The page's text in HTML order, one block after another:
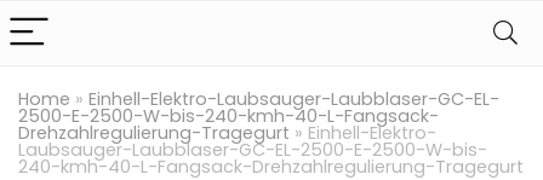
Home » Einhell-Elektro-Laubsauger-Laubblaser-GC-EL-
2500-E-2500-W-bis-240-kmh-40-L-Fangsack-
Drehzahlregulierung-Tragegurt » Einhell-Elektro-
Laubsauger-Laubblaser-GC-EL-2500-E-2500-W-bis-
240-kmh-40-L-Fangsack-Drehzahlregulierung-Tragegurt